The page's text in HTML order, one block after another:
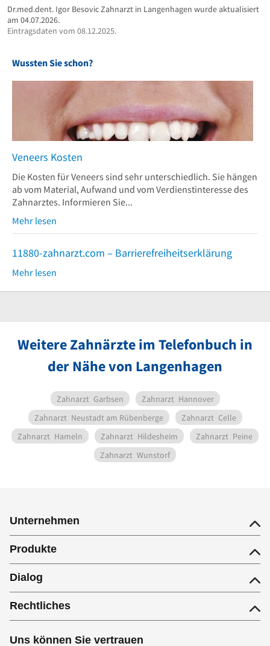
Dr.med.dent. Igor Besovic Zahnarzt in Langenhagen wurde aktualisiert
am 04.07.2026.
Eintragsdaten vom 08.12.2025.
Wussten Sie schon?
Veneers Kosten
Die Kosten für Veneers sind sehr unterschiedlich. Sie hängen
ab vom Material, Aufwand und vom Verdienstinteresse des
Zahnarztes. Informieren Sie...
Mehr lesen
11880-zahnarzt.com – Barrierefreiheitserklärung
Mehr lesen
Weitere Zahnärzte im Telefonbuch in
der Nähe von Langenhagen
Zahnarzt Garbsen Zahnarzt Hannover
Zahnarzt Neustadt am Rübenberge Zahnarzt Celle
Zahnarzt Hameln Zahnarzt Hildesheim Zahnarzt Peine
Zahnarzt Wunstorf
Unternehmen
Produkte
Dialog
Rechtliches
Uns können Sie vertrauen